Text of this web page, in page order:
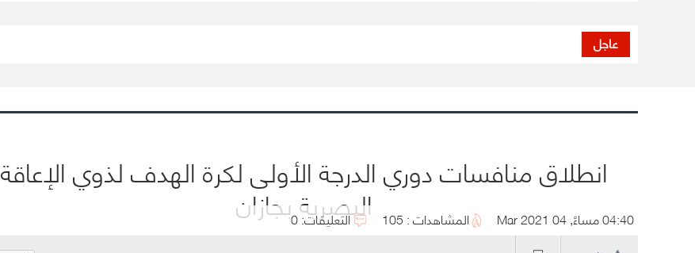
عاجل
انطلاق منافسات دوري الدرجة الأولى لكرة الهدف لذوي الإعاقة
البصرية بجازان 04:40 مساءً, 04 Mar 2021 المشاهدات : 105 التعليقات: 0